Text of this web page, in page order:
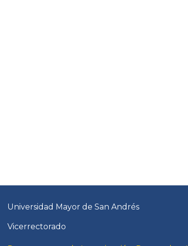
Universidad Mayor de San Andrés
Vicerrectorado